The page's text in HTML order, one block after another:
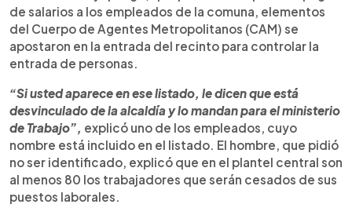
de salarios a los empleados de la comuna, elementos
del Cuerpo de Agentes Metropolitanos (CAM) se
apostaron en la entrada del recinto para controlar la
entrada de personas.
“Si usted aparece en ese listado, le dicen que está
desvinculado de la alcaldía y lo mandan para el ministerio
de Trabajo”, explicó uno de los empleados, cuyo
nombre está incluido en el listado. El hombre, que pidió
no ser identificado, explicó que en el plantel central son
al menos 80 los trabajadores que serán cesados de sus
puestos laborales.